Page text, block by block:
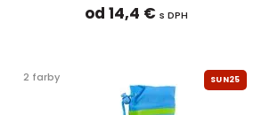
od 14,4 € s DPH
2 farby SUN25